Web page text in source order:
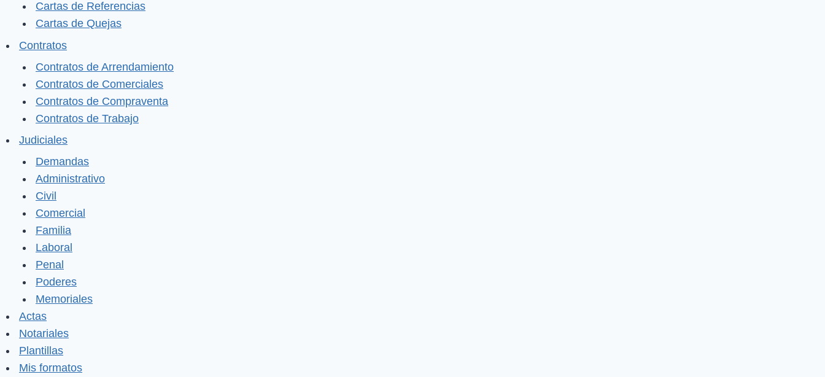
Cartas de Referencias
Cartas de Quejas
Contratos
Contratos de Arrendamiento
Contratos de Comerciales
Contratos de Compraventa
Contratos de Trabajo
Judiciales
Demandas
Administrativo
Civil
Comercial
Familia
Laboral
Penal
Poderes
Memoriales
Actas
Notariales
Plantillas
Mis formatos